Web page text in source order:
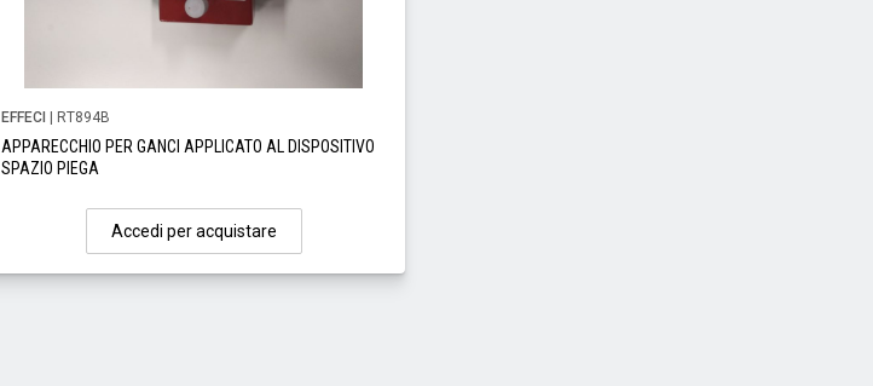
EFFECI | RT894B
APPARECCHIO PER GANCI APPLICATO AL DISPOSITIVO
SPAZIO PIEGA
Accedi per acquistare